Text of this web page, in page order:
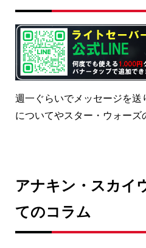
週一ぐらいでメッセージを送
についてやスター・ウォーズ
アナキン・スカイ
てのコラム